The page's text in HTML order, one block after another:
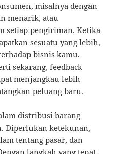
misalnya dengan
menarik, atau
setiap pengiriman. Ketika
sesuatu yang lebih,
bisnis kamu.
sekarang, feedback
menjangkau lebih
peluang baru.
distribusi barang
Diperlukan ketekunan,
tentang pasar, dan